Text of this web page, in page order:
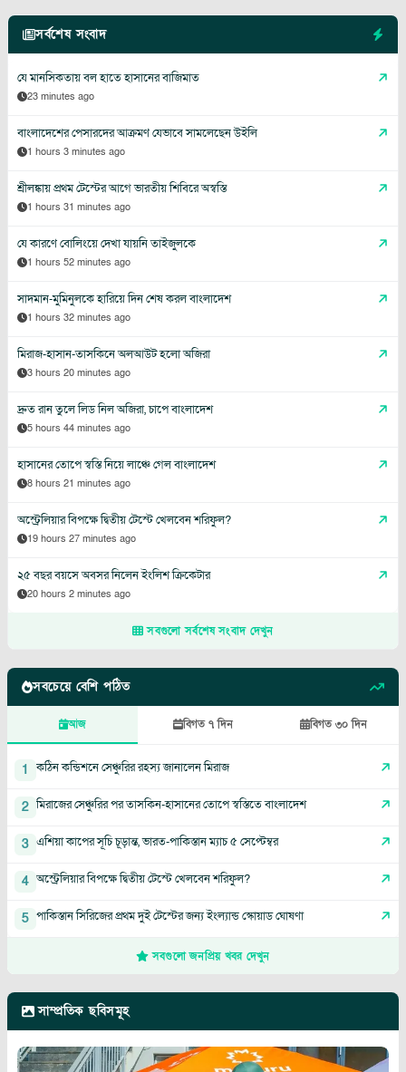
সর্বশেষ সংবাদ
যে মানসিকতায় বল হাতে হাসানের বাজিমাত
23 minutes ago
বাংলাদেশের পেসারদের আক্রমণ যেভাবে সামলেছেন উইলি
1 hours 3 minutes ago
শ্রীলঙ্কায় প্রথম টেস্টের আগে ভারতীয় শিবিরে অস্বস্তি
1 hours 31 minutes ago
যে কারণে বোলিংয়ে দেখা যায়নি তাইজুলকে
1 hours 52 minutes ago
সাদমান-মুমিনুলকে হারিয়ে দিন শেষ করল বাংলাদেশ
1 hours 32 minutes ago
মিরাজ-হাসান-তাসকিনে অলআউট হলো অজিরা
3 hours 20 minutes ago
দ্রুত রান তুলে লিড নিল অজিরা, চাপে বাংলাদেশ
5 hours 44 minutes ago
হাসানের তোপে স্বস্তি নিয়ে লাঞ্চে গেল বাংলাদেশ
8 hours 21 minutes ago
অস্ট্রেলিয়ার বিপক্ষে দ্বিতীয় টেস্টে খেলবেন শরিফুল?
19 hours 27 minutes ago
২৫ বছর বয়সে অবসর নিলেন ইংলিশ ক্রিকেটার
20 hours 2 minutes ago
সবগুলো সর্বশেষ সংবাদ দেখুন
সবচেয়ে বেশি পঠিত
আজ বিগত ৭ দিন বিগত ৩০ দিন
1 কঠিন কন্ডিশনে সেঞ্চুরির রহস্য জানালেন মিরাজ
2 মিরাজের সেঞ্চুরির পর তাসকিন-হাসানের তোপে স্বস্তিতে বাংলাদেশ
3 এশিয়া কাপের সূচি চূড়ান্ত, ভারত-পাকিস্তান ম্যাচ ৫ সেপ্টেম্বর
4 অস্ট্রেলিয়ার বিপক্ষে দ্বিতীয় টেস্টে খেলবেন শরিফুল?
5 পাকিস্তান সিরিজের প্রথম দুই টেস্টের জন্য ইংল্যান্ড স্কোয়াড ঘোষণা
সবগুলো জনপ্রিয় খবর দেখুন
সাম্প্রতিক ছবিসমূহ